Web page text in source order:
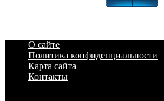
О сайте
Политика конфиденциальности
Карта сайта
Контакты